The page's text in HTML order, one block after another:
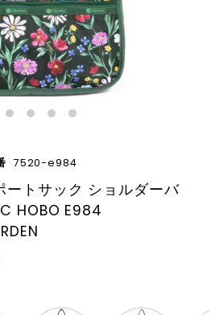
7520-e984
トサック ショルダーバ
HOBO E984